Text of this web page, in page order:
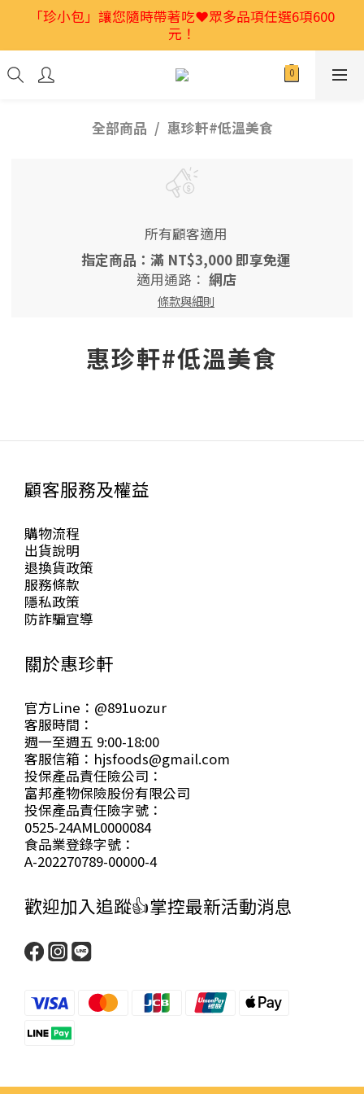
2026馬年禮盒首選🎁獨家低溫烘焙堅果💕特別又好吃
👍
「珍小包」讓您隨時帶著吃❤️眾多品項任選6項600
元！
2026馬年禮盒首選🎁獨家低溫烘焙堅果💕特別又好吃
👍
全部商品 惠珍軒#低溫美食
所有顧客適用
指定商品：滿 NT$3,000 即享免運
適用通路： 網店
條款與細則
惠珍軒#低溫美食
顧客服務及權益
購物流程
出貨說明
退換貨政策
服務條款
隱私政策
防詐騙宣導
關於惠珍軒
官方Line：@891uozur
客服時間：
週一至週五 9:00-18:00
客服信箱：hjsfoods@gmail.com
投保產品責任險公司：
富邦產物保險股份有限公司
投保產品責任險字號：
0525-24AML0000084
食品業登錄字號：
A-202270789-00000-4
歡迎加入追蹤👍掌控最新活動消息